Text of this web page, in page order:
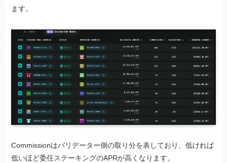
ます。
Commissionはバリデーター側の取り分を表しており、低ければ
低いほど委任ステーキングのAPRが高くなります。